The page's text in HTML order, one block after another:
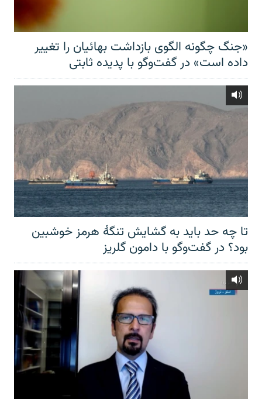
«جنگ چگونه الگوی بازداشت بهائیان را تغییر
داده است» در گفت‌وگو با پدیده ثابتی
تا چه حد باید به گشایش تنگهٔ هرمز خوشبین
بود؟ در گفت‌وگو با دامون گلریز